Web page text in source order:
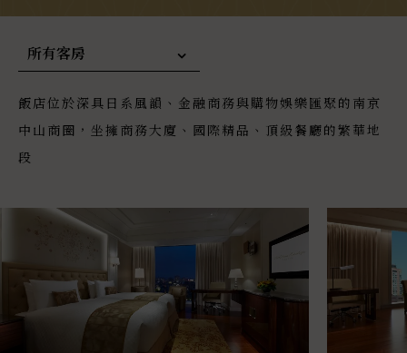
所有客房
飯店位於深具日系風韻、金融商務與購物娛樂匯聚的南京
中山商圈，坐擁商務大廈、國際精品、頂級餐廳的繁華地
段